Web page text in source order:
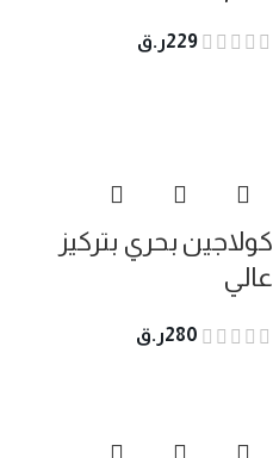
229ر.ق
كولاجين بحري بتركيز
عالي
280ر.ق